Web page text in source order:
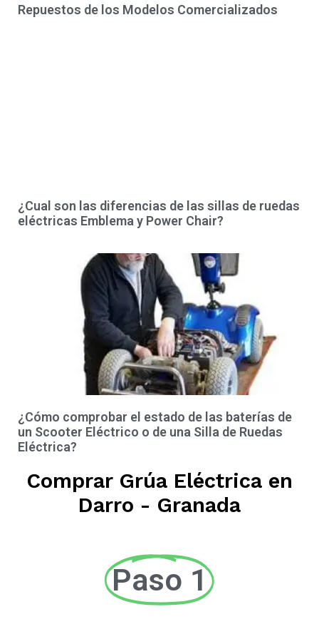
Repuestos de los Modelos Comercializados
¿Cual son las diferencias de las sillas de ruedas
eléctricas Emblema y Power Chair?
¿Cómo comprobar el estado de las baterías de
un Scooter Eléctrico o de una Silla de Ruedas
Eléctrica?
Comprar Grúa Eléctrica en
Darro - Granada
Paso 1